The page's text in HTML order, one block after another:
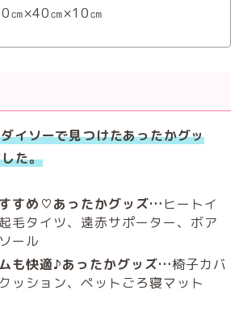
㎝×40㎝×10㎝
イソーで見つけたあったかグッ
た。
すめ♡あったかグッズ…ヒートイ
毛タイツ、遠赤サポーター、ボア
ール
も快適♪あったかグッズ…椅子カバ
ッション、ペットごろ寝マット